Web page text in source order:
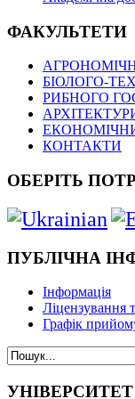
ФАКУЛЬТЕТИ
БІОЛОГО-
РИБНОГО
КОНТАКТИ
ОБЕРІТЬ
ПУБЛІЧНА
Інформація
Ліцензування
Графік
УНІВЕРСИТЕТ